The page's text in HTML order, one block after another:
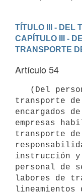
TÍTULO III - DEL
CAPÍTULO III -
TRANSPORTE
Artículo 54
transporte
encargados
empresas
transporte
instrucción y
personal de
labores de
lineamientos